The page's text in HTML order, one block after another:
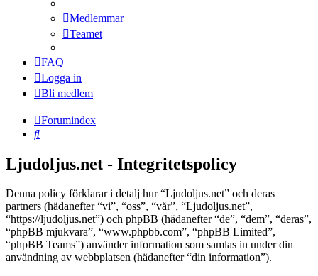
Medlemmar
Teamet
FAQ
Logga in
Bli medlem
Forumindex
Sök
Ljudoljus.net - Integritetspolicy
Denna policy förklarar i detalj hur “Ljudoljus.net” och deras
partners (hädanefter “vi”, “oss”, “vår”, “Ljudoljus.net”,
“https://ljudoljus.net”) och phpBB (hädanefter “de”, “dem”, “deras”,
“phpBB mjukvara”, “www.phpbb.com”, “phpBB Limited”,
“phpBB Teams”) använder information som samlas in under din
användning av webbplatsen (hädanefter “din information”).